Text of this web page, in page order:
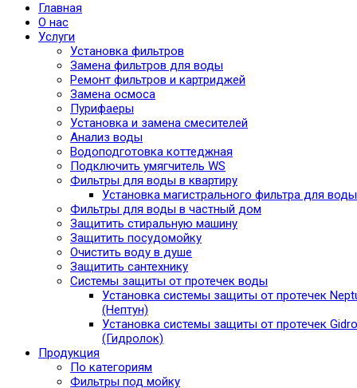
Главная
О нас
Услуги
Установка фильтров
Замена фильтров для воды
Ремонт фильтров и картриджей
Замена осмоса
Пурифаеры
Установка и замена смесителей
Анализ воды
Водоподготовка коттеджная
Подключить умягчитель WS
Фильтры для воды в квартиру
Установка магистрального фильтра для воды
Фильтры для воды в частный дом
Защитить стиральную машину
Защитить посудомойку
Очистить воду в душе
Защитить сантехнику
Системы защиты от протечек воды
Установка системы защиты от протечек
(Нептун)
Установка системы защиты от протечек
(Гидролок)
Продукция
По категориям
Фильтры под мойку